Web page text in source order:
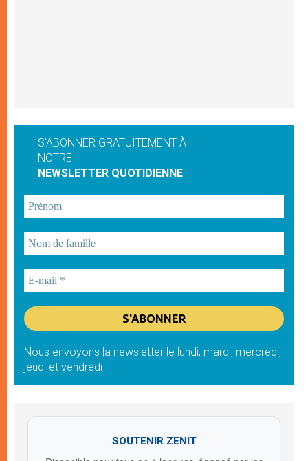
S'ABONNER GRATUITEMENT À
NOTRE
NEWSLETTER QUOTIDIENNE
Nous envoyons la newsletter le lundi, mardi, mercredi,
jeudi et vendredi
SOUTENIR ZENIT